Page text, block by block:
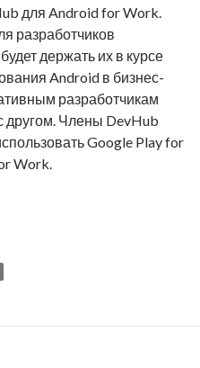
для Android for Work.
разработчиков
держать их в курсе
Android в бизнес-
разработчикам
другом. Члены DevHub
Google Play for
Work.
поддержку